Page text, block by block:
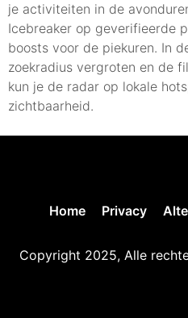
je activiteiten in de
Icebreaker op geverifieerde
boosts voor de piekuren. In
zoekradius vergroten en de
kun je de radar op lokale
zichtbaarheid.
Home Privacy
Copyright 2025, Alle